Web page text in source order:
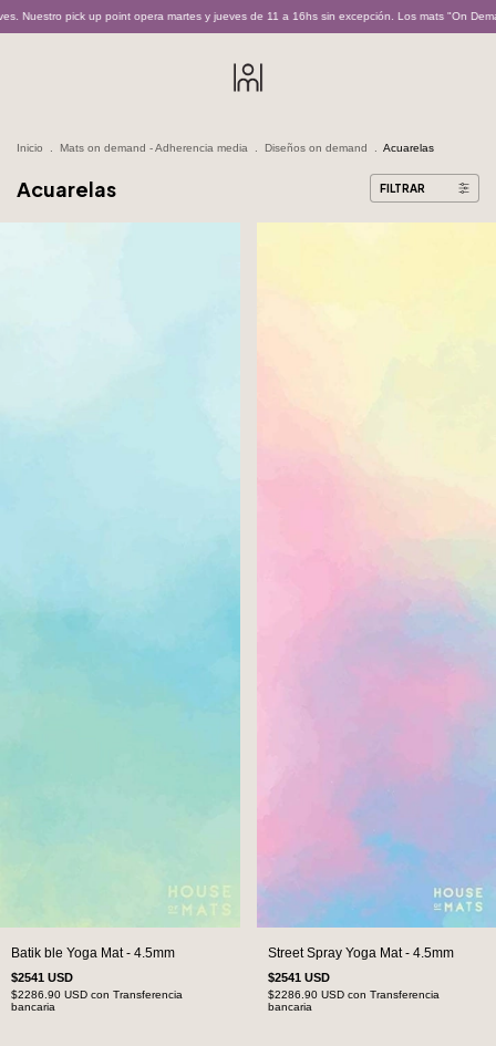
pick up point opera martes y jueves de 11 a 16hs sin excepción. Los mats "On Demand"
Inicio Mats on demand - Adherencia media Diseños on demand Acuarelas
Acuarelas FILTRAR
Batik ble Yoga Mat - 4.5mm
$2541 USD
$2286.90 USD con Transferencia
bancaria
Street Spray Yoga Mat - 4.5mm
$2541 USD
$2286.90 USD con Transferencia
bancaria